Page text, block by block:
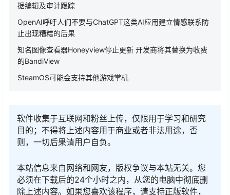
据编辑及审计跟踪
OpenAI呼吁人们不要与ChatGPT这类AI应用建立情感联系防
止出现糟糕的后果
知名图像查看器Honeyview停止更新 开发商将其替换为收费
的BandiView
SteamOS可能会支持其他游戏掌机
软件收集于互联网和粉丝上传，仅限用于学习和研究
目的；不得将上述内容用于商业或者非法用途，否
则，一切后果请用户自负。
本站信息来自网络和网友，版权争议与本站无关。您
必须在下载后的24个小时之内，从您的电脑中彻底删
除上述内容。如果您喜欢该程序，请支持正版软件，